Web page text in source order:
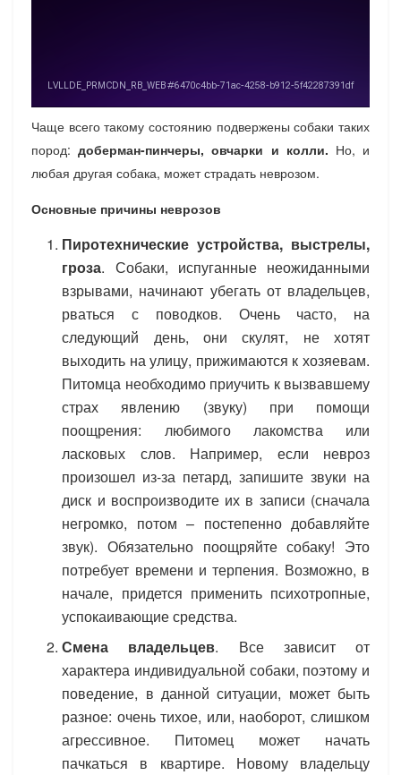
Чаще всего такому состоянию подвержены собаки таких
пород:доберман-пинчеры, овчарки и колли. Но, и
любая другая собака, может страдать неврозом.
Основные причины неврозов
Пиротехнические устройства, выстрелы,
гроза. Собаки, испуганные неожиданными
взрывами, начинают убегать от владельцев,
рваться с поводков. Очень часто, на
следующий день, они скулят, не хотят
выходить на улицу, прижимаются к хозяевам.
Питомца необходимо приучить к вызвавшему
страх явлению (звуку) при помощи
поощрения: любимого лакомства или
ласковых слов. Например, если невроз
произошел из-за петард, запишите звуки на
диск и воспроизводите их в записи (сначала
негромко, потом – постепенно добавляйте
звук). Обязательно поощряйте собаку! Это
потребует времени и терпения. Возможно, в
начале, придется применить психотропные,
успокаивающие средства.
Смена владельцев. Все зависит от
характера индивидуальной собаки, поэтому и
поведение, в данной ситуации, может быть
разное: очень тихое, или, наоборот, слишком
агрессивное. Питомец может начать
пачкаться в квартире. Новому владельцу